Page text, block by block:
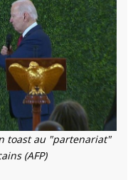
toast au "partenariat"
(AFP)